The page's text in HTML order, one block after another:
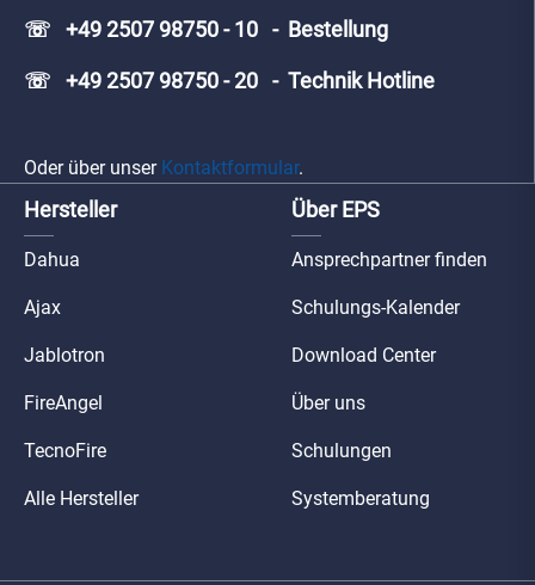
☏ +49 2507 98750 - 10 - Bestellung
☏ +49 2507 98750 - 20 - Technik Hotline
Oder über unser Kontaktformular.
Hersteller
Dahua
Ajax
Jablotron
FireAngel
TecnoFire
Alle Hersteller
Über EPS
Ansprechpartner finden
Schulungs-Kalender
Download Center
Über uns
Schulungen
Systemberatung